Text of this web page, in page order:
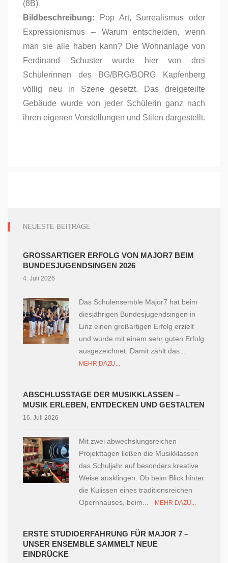
(8B)
Bildbeschreibung:
Pop Art, Surrealismus oder
Expressionismus – Warum entscheiden, wenn
man sie alle haben kann? Die Wohnanlage von
Ferdinand Schuster wurde hier von drei
Schülerinnen des BG/BRG/BORG Kapfenberg
völlig neu in Szene gesetzt. Das dreigeteilte
Gebäude wurde von jeder Schülerin ganz nach
ihren eigenen Vorstellungen und Stilen dargestellt.
NEUESTE BEITRÄGE
GROSSARTIGER ERFOLG VON MAJOR7 BEIM B
UNDESJUGENDSINGEN 2026
4. Juli 2026
Das Schulensemble Major7 hat beim
diesjährigen Bundesjugendsingen in
Linz einen großartigen Erfolg erzielt
und wurde mit einem sehr guten Erfolg
ausgezeichnet. Damit zählt das...
MEHR DAZU...
ABSCHLUSSTAGE DER MUSIKKLASSEN –
MUSIK ERLEBEN, ENTDECKEN UND GESTALTEN
16. Juli 2026
Mit zwei abwechslungsreichen
Projekttagen ließen die Musikklassen
das Schuljahr auf besonders kreative
Weise ausklingen. Ob beim Blick hinter
die Kulissen eines traditionsreichen
Opernhauses, beim...
MEHR DAZU...
ERSTE STUDIOERFAHRUNG FÜR MAJOR 7 –
UNSER ENSEMBLE SAMMELT NEUE
EINDRÜCKE